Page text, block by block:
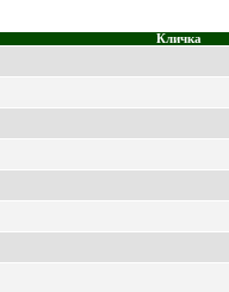
Кличка